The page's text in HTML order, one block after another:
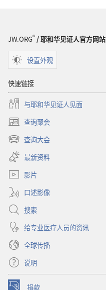
JW.ORG®/ 耶和华见证人官方网站
设置外观
快速链接
与耶和华见证人见面
查询聚会
（打
开
新
窗
口）
查询大会
（打
开
新
窗
最新资料
影片
口述影像
搜索
给专业医疗人员的资讯
全球传播
说明
捐款